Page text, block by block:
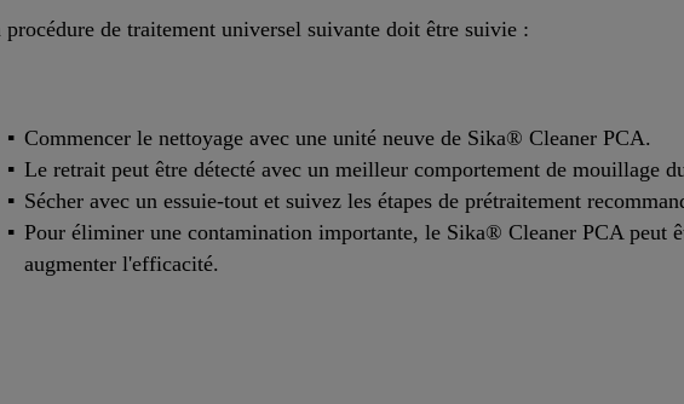
de traitement universel suivante doit être suivie :
Commencer le nettoyage avec une unité neuve de Sika® Cleaner PCA.
Le retrait peut être détecté avec un meilleur comportement de mouillage
Sécher avec un essuie-tout et suivez les étapes de prétraitement
Pour éliminer une contamination importante, le Sika® Cleaner PCA peut
augmenter l'efficacité.